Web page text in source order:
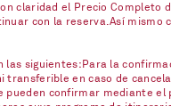
claridad el Precio
con la reserva.Así
siguientes:Para la
en caso de
confirmar mediante